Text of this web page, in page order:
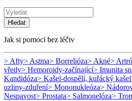
Hledat
Jak si pomoci bez léčiv
> Afty> Astma> Borrelióza> Akné>
vředy> Hemoroidy-začínající> Imunita
Kandidóza> Kašel-dospělí, kuřácký kašel
uzliny-zduření> Mononukleóza>
Nespavost> Prostata> Salmonelóza>